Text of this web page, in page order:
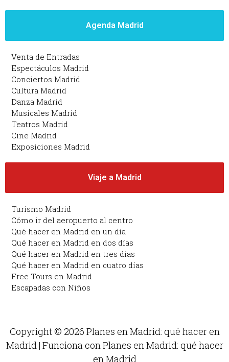
Agenda Madrid
Venta de Entradas
Espectáculos Madrid
Conciertos Madrid
Cultura Madrid
Danza Madrid
Musicales Madrid
Teatros Madrid
Cine Madrid
Exposiciones Madrid
Viaje a Madrid
Turismo Madrid
Cómo ir del aeropuerto al centro
Qué hacer en Madrid en un día
Qué hacer en Madrid en dos días
Qué hacer en Madrid en tres días
Qué hacer en Madrid en cuatro días
Free Tours en Madrid
Escapadas con Niños
Copyright © 2026 Planes en Madrid: qué hacer en
Madrid | Funciona con Planes en Madrid: qué hacer
en Madrid